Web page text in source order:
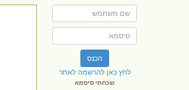
הכנס
לחץ כאן להרשמה לאתר
שכחתי סיסמא